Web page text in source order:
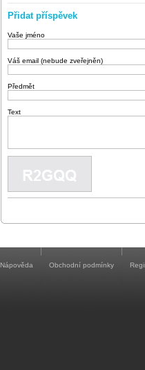
Přidat příspěvek
Vaše jméno
Váš email (nebude zveřejněn)
Předmět
Text
Nápověda Obchodní podmínky